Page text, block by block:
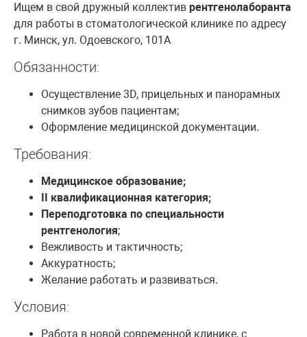
Ищем в свой дружный коллектив рентгенолаборанта
для работы в стоматологической клинике по адресу
г. Минск, ул. Одоевского, 101А
Обязанности:
Осуществление 3D, прицельных и панорамных
снимков зубов пациентам;
Оформление медицинской документации.
Требования:
Медицинское образование;
II квалификационная категория;
Переподготовка по специальности
рентгенология;
Вежливость и тактичность;
Аккуратность;
Желание работать и развиваться.
Условия:
Работа в новой современной клинике, с